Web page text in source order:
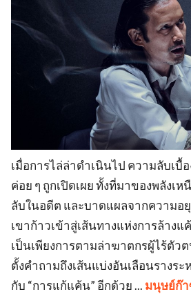
เมื่อการไล่ล่าดำเนินไป ความลับเบื้
ค่อย ๆ ถูกเปิดเผย ทั้งที่มาของพลังเ
ลับในอดีต และบาดแผลจากความอ
เขาก้าวเข้าสู่เส้นทางแห่งการล้างแ
เป็นเพียงการตามล่าฆาตกรผู้ไร้ตัว
ตั้งคำถามถึงเส้นแบ่งอันเลือนรางระ
กับ “การแก้แค้น” อีกด้วย ... มนุษย์ก๊